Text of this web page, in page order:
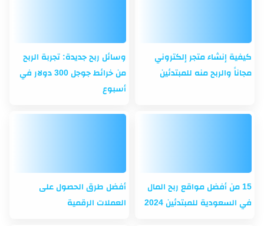
كيفية إنشاء متجر إلكتروني
مجاناً والربح منه للمبتدئين
وسائل ربح جديدة: تجربة الربح
من خرائط جوجل 300 دولار في
أسبوع
15 من أفضل مواقع ربح المال
في السعودية للمبتدئين 2024
أفضل طرق الحصول على
العملات الرقمية